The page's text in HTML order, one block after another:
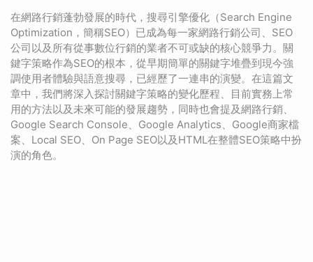
在網路行銷蓬勃發展的時代，搜尋引擎優化（Search Engine
Optimization，簡稱SEO）已成為每一家網路行銷公司、SEO
公司以及所有從事數位行銷的業者不可或缺的核心競爭力。關
鍵字策略作為SEO的根本，從早期簡單的關鍵字堆疊到現今強
調使用者體驗與語意搜尋，已經歷了一連串的演變。在這篇文
章中，我們將深入探討關鍵字策略的變化歷程、目前實務上常
用的方法以及未來可能的發展趨勢，同時也會提及網路行銷、
Google Search Console、Google Analytics、Google商家檔
案、Local SEO、On Page SEO以及HTML在整體SEO策略中扮
演的角色。